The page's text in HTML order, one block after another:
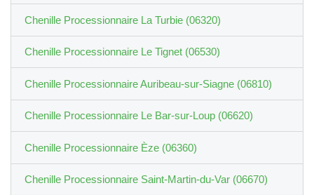
Chenille Processionnaire La Turbie (06320)
Chenille Processionnaire Le Tignet (06530)
Chenille Processionnaire Auribeau-sur-Siagne (06810)
Chenille Processionnaire Le Bar-sur-Loup (06620)
Chenille Processionnaire Èze (06360)
Chenille Processionnaire Saint-Martin-du-Var (06670)